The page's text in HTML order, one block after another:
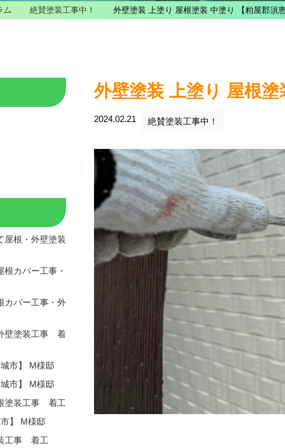
ム 絶賛塗装工事中！ 外壁塗装 上塗り 屋根塗装 中塗り 【粕屋郡須
外壁塗装 上塗り 屋根
2024.02.21 絶賛塗装工事中！
屋根・外壁塗装
カバー工事・
カバー工事・外
壁塗装工事 着
市】 M様邸
市】 M様邸
塗装工事 着工
】 M様邸
工事 着工